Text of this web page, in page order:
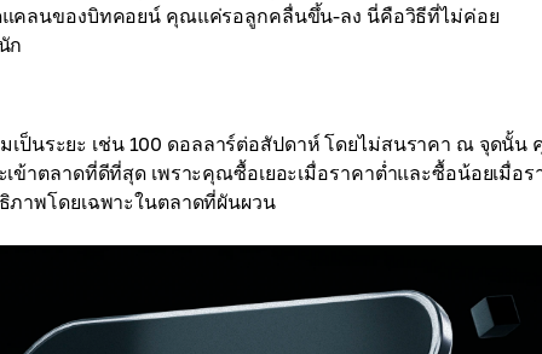
แคลนของบิทคอยน์ คุณแค่รอลูกคลื่นขึ้น-ลง นี่คือวิธีที่ไม่ค่อย
ก
เป็นระยะ เช่น 100 ดอลลาร์ต่อสัปดาห์ โดยไม่สนราคา ณ จุดนั้น
ข้าตลาดที่ดีที่สุด เพราะคุณซื้อเยอะเมื่อราคาต่ำและซื้อน้อยเมื่อร
ภาพโดยเฉพาะในตลาดที่ผันผวน